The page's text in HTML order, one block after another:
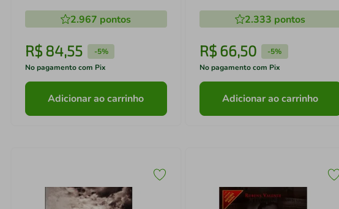
2.967 pontos
R$ 84,55 -5%
No pagamento com Pix
Adicionar ao carrinho
2.333 pontos
R$ 66,50 -5%
No pagamento com Pix
Adicionar ao carrinho